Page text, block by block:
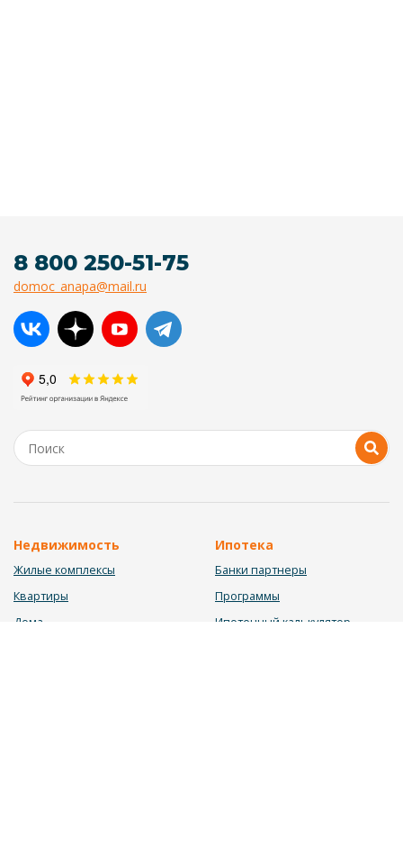
8 800 250-51-75
domoc_anapa@mail.ru
Недвижимость
Жилые комплексы
Квартиры
Дома
Ипотека
Банки партнеры
Программы
Ипотечный калькулятор